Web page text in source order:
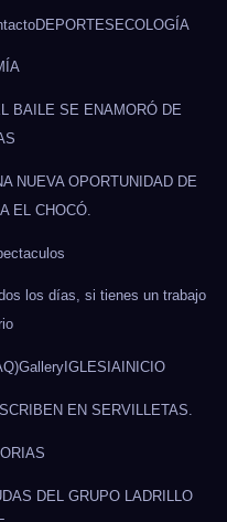
DEPORTESECOLOGÍA
BAILE SE ENAMORÓ DE
NUEVA OPORTUNIDAD DE
EL CHOCÓ.
los días, si tienes un trabajo
GalleryIGLESIAINICIO
EN SERVILLETAS.
DEL GRUPO LADRILLO